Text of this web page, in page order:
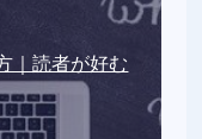
｜読者が好む